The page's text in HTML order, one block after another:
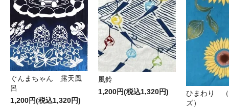
ぐんまちゃん 露天風
呂
1,200円(税込1,320円)
風鈴
1,200円(税込1,320円)
ひまわり （
ズ）